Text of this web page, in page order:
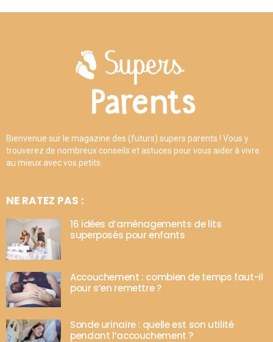
Bienvenue sur le magazine des (futurs) supers parents ! Vous y
trouverez de nombreux conseils et astuces pour vous aider à vivre
au mieux avec vos petits.
NE RATEZ PAS :
16 idées d’aménagements de lits
superposés pour enfants
Accouchement : combien de temps faut-il
pour s’en remettre ?
Sonde urinaire : quelle est son utilité
pendant l’accouchement ?